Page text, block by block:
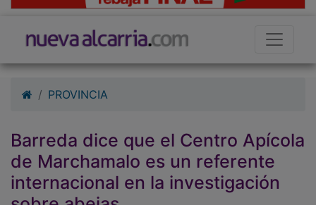
Barreda dice que el Centro Apícola
de Marchamalo es un referente
internacional en la investigación
sobre abejas